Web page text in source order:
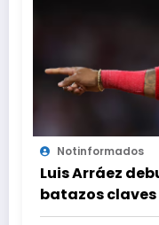
Notinformados
Luis Arráez
batazos
ante